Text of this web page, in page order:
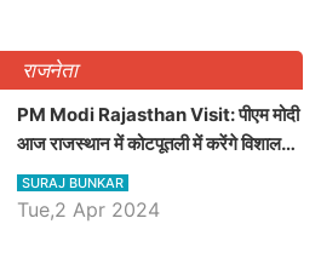
राजनेता
PM Modi Rajasthan Visit: पीएम मोदी
आज राजस्थान में कोटपूतली में करेंगे विशाल
रैली, एक सभा से 8 सीटों पर साधेगें निशाना
SURAJ BUNKAR
Tue,2 Apr 2024